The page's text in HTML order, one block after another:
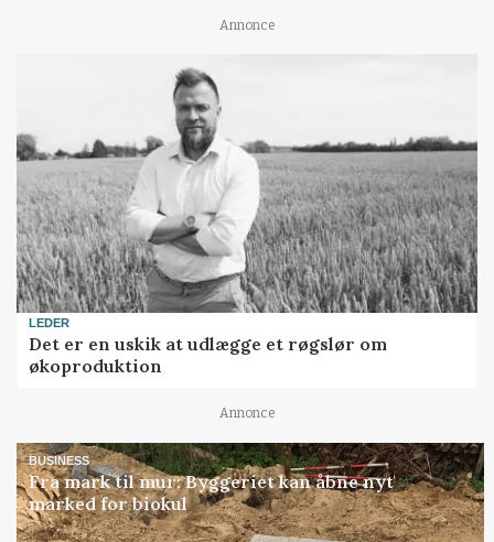
Annonce
LEDER
Det er en uskik at udlægge et røgslør om
økoproduktion
Annonce
BUSINESS
Fra mark til mur: Byggeriet kan åbne nyt
marked for biokul